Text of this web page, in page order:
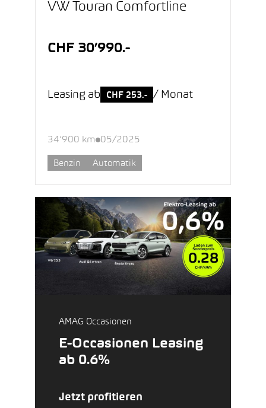
VW Touran Comfortline
CHF 30’990.-
Leasing ab CHF 253.- / Monat
34’900 km 05/2025
Benzin Automatik
AMAG Occasionen
E-Occasionen Leasing
ab 0.6%
Jetzt profitieren